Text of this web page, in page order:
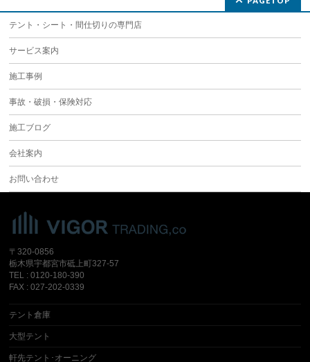
テント・シート・間仕切りの専門店
サービス案内
施工事例
事故・破損・保険対応
施工ブログ
会社案内
お問い合わせ
〒320-0856
栃木県宇都宮市砥上町327-57
TEL : 0120-180-390
FAX : 027-202-0339
テント倉庫
大型テント
軒先テント･オーニング